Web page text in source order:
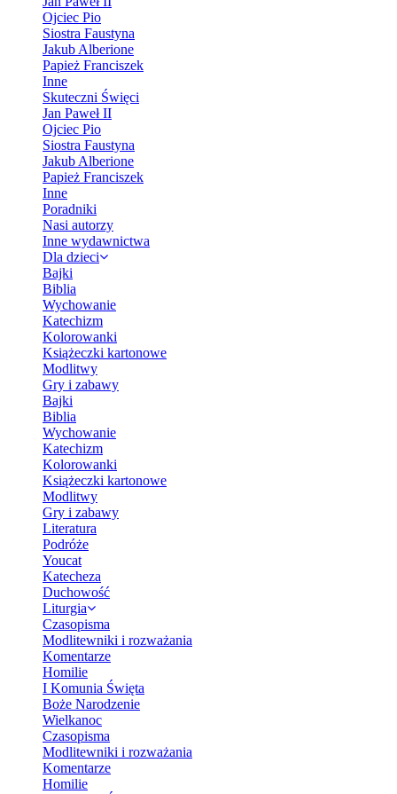
Ojciec Pio
Siostra Faustyna
Jakub Alberione
Papież Franciszek
Inne
Skuteczni Święci
Jan Paweł II
Ojciec Pio
Siostra Faustyna
Jakub Alberione
Papież Franciszek
Inne
Poradniki
Nasi autorzy
Inne wydawnictwa
Dla dzieci
Bajki
Biblia
Wychowanie
Katechizm
Kolorowanki
Książeczki kartonowe
Modlitwy
Gry i zabawy
Bajki
Biblia
Wychowanie
Katechizm
Kolorowanki
Książeczki kartonowe
Modlitwy
Gry i zabawy
Literatura
Podróże
Youcat
Katecheza
Duchowość
Liturgia
Czasopisma
Modlitewniki i rozważania
Komentarze
Homilie
I Komunia Święta
Boże Narodzenie
Wielkanoc
Czasopisma
Modlitewniki i rozważania
Komentarze
Homilie